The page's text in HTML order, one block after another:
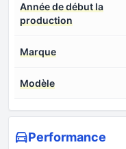
Année de début la
production
Marque
Modèle
Performance